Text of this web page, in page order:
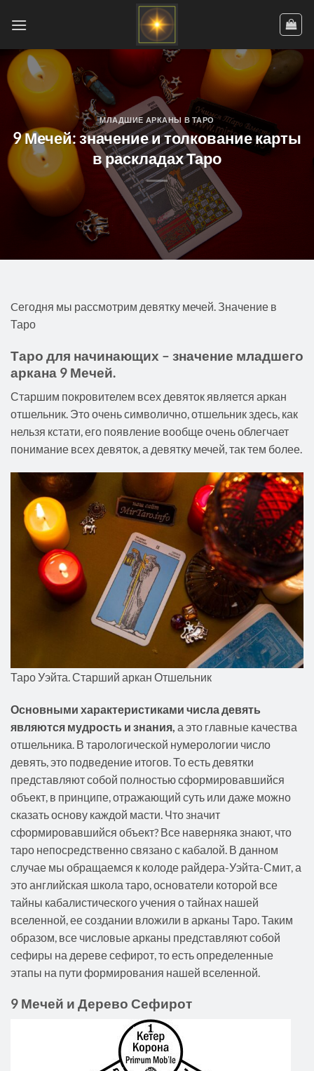
МЛАДШИЕ АРКАНЫ В ТАРО
9 Мечей: значение и толкование карты
в раскладах Таро
Cегодня мы рассмотрим девятку мечей. Значение в
Таро
Таро для начинающих – значение младшего
аркана 9 Мечей.
Старшим покровителем всех девяток является аркан
отшельник. Это очень символично, отшельник здесь, как
нельзя кстати, его появление вообще очень облегчает
понимание всех девяток, а девятку мечей, так тем более.
Таро Уэйта. Старший аркан Отшельник
Основными характеристиками числа девять
являются мудрость и знания, а это главные качества
отшельника. В тарологической нумерологии число
девять, это подведение итогов. То есть девятки
представляют собой полностью сформировавшийся
объект, в принципе, отражающий суть или даже можно
сказать основу каждой масти. Что значит
сформировавшийся объект? Все наверняка знают, что
таро непосредственно связано с кабалой. В данном
случае мы обращаемся к колоде райдера-Уэйта-Смит, а
это английская школа таро, основатели которой все
тайны кабалистического учения о тайнах нашей
вселенной, ее создании вложили в арканы Таро. Таким
образом, все числовые арканы представляют собой
сефиры на дереве сефирот, то есть определенные
этапы на пути формирования нашей вселенной.
9 Мечей и Дерево Сефирот